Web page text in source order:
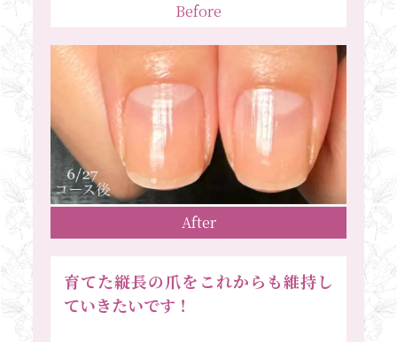
Before
After
育てた縦長の爪をこれからも維持し
ていきたいです！